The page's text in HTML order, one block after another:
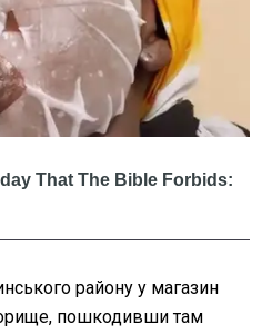
району у магазин
пошкодивши там